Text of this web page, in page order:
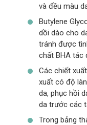
và đều màu
Butylene
dồi dào cho
tránh được
chất BHA tác
Các chiết
xuất có độ
da, phục hồi
da trước các
Trong bảng